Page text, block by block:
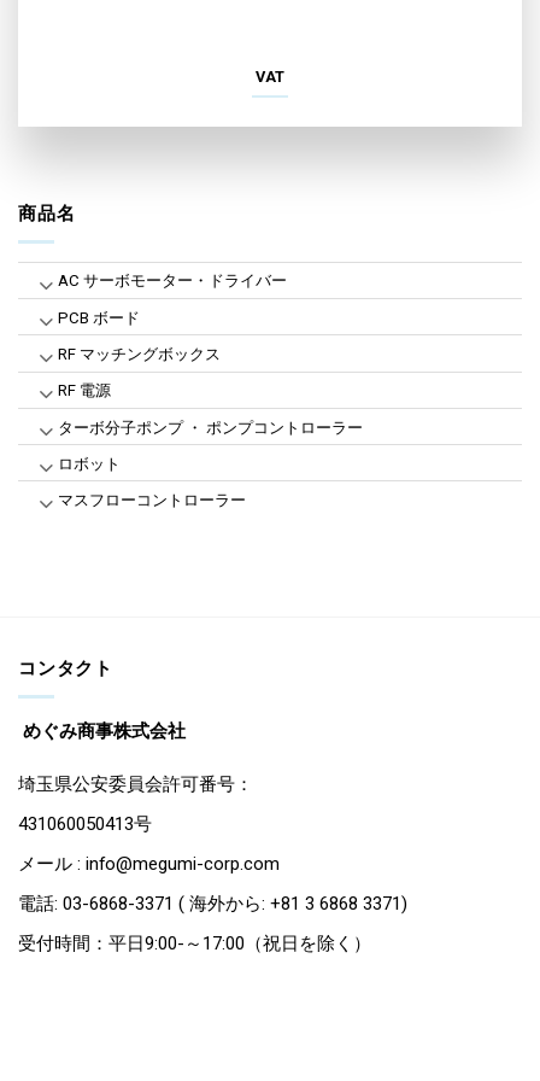
商品名
AC サーボモーター・ドライバー
PCB ボード
RF マッチングボックス
RF 電源
ターボ分子ポンプ ・ ポンプコントローラー
ロボット
マスフローコントローラー
VAT
コンタクト
めぐみ商事株式会社
埼玉県公安委員会許可番号：
431060050413号
メール : info@megumi-corp.com
電話: 03-6868-3371 ( 海外から: +81 3 6868 3371)
受付時間：平日9:00-～17:00（祝日を除く）